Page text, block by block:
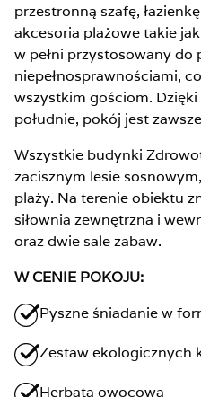
przestronną szafę,
akcesoria plażowe takie
w pełni przystosowany do
niepełnosprawnościami,
wszystkim gościom.
południe, pokój jest
Wszystkie budynki
zacisznym lesie
plaży. Na terenie obiektu
siłownia zewnętrzna i
oraz dwie sale zabaw.
W CENIE POKOJU:
Pyszne śniadanie w
Zestaw ekologicznych
Herbata owocowa